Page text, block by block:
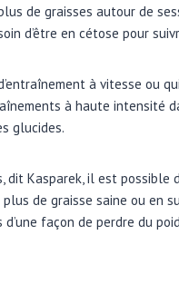
de graisses autour de
d’être en cétose pour
à vitesse ou
à haute intensité
glucides.
dit Kasparek, il est
de graisse saine ou en
façon de perdre du